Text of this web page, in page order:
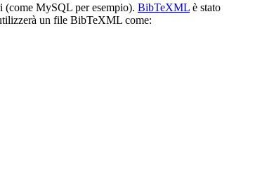
(come MySQL per esempio). BibTeXML è stato
un file BibTeXML come: